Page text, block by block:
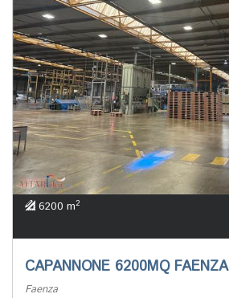
6200 m2
CAPANNONE 6200MQ FAENZA
Faenza